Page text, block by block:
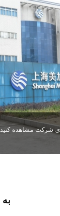
شرکت مشاهده کنید